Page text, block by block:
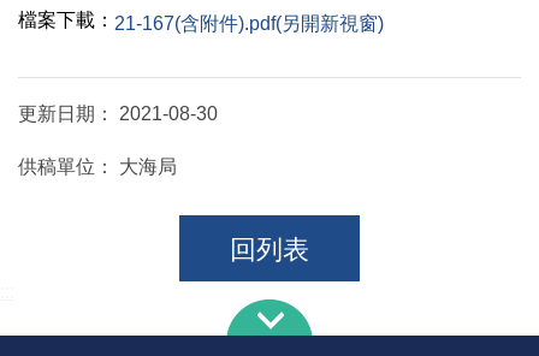
檔案下載： 21-167(含附件).pdf(另開新視窗)
更新日期： 2021-08-30
供稿單位： 大海局
回列表